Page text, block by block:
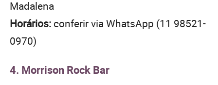
Madalena
Horários: conferir via WhatsApp (11 98521-
0970)
4. Morrison Rock Bar